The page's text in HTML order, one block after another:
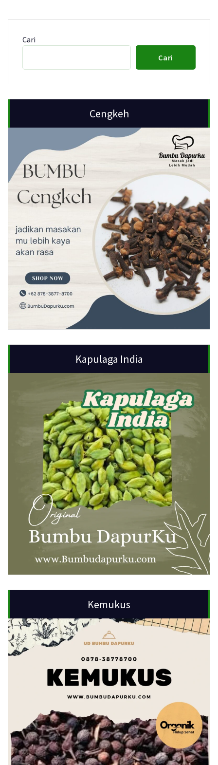
Cari
Cari
Cengkeh
Kapulaga India
Kemukus